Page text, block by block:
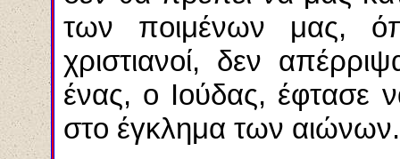
των ποιμένων μας,
χριστιανοί, δεν
ένας, ο Ιούδας, έφτασε
στο έγκλημα των αιώνων.